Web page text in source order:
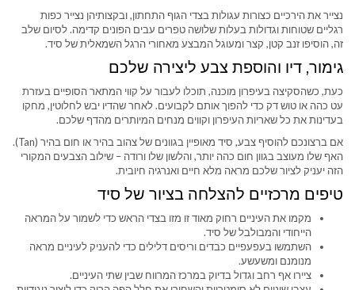
נצייר את הירכיים כצורות עגולות בצדי הגוף התחתון, ובקצותיהן נצייר כפות
רגליים שטוחות וגדולות בעלות שלושה טפרים עבים הפונים קדימה. לסיום שלב
זה, הוסיפו זנב קטן, קצר ומעוגל המבצע מאחורי הרגל השמאלית של סיד.
גימור, דיו והוספת צבע ליצירה שלכם
כעת, כשהסקיצה בעיפרון מוכנה, תוכלו לעבור על קווי המתאר הסופיים בעזרת
עט כהה או טוש דק כדי להפוך אותם לקבועים. לאחר שהדיו יבש לחלוטין, מחקו
בעדינות את כל שאריות העיפרון וקווים מנחים המיותרים מהדף שלכם.
אם ברצונכם להוסיף צבע, סיד מאופיין בגוונים של צהוב בהיר או חום בהיר (Tan).
האף שלו מעוצב בגוון חום כהה יותר, והלשון שלו ורודה – שילוב הצבעים המקורי
הזה יעניק לציור שלכם מראה מלא חיים ואנרגיה חיובית.
טיפים מרכזיים להצלחה בציור של סיד
מקמו את העיניים רחוק מאוד זו מזו בצדי הראש כדי לשמור על המראה
הייחודי והמבולבל של סיד.
השתמשו בעפעפיים כבדים וריסים דלילים כדי להעניק לעיניים מראה
מנומנם ומשעשע.
ציירו אף רחב וגדול בדיוק במרכז המרווח שבין שתי העיניים.